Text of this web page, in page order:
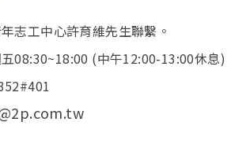
志工中心許育維先生聯繫。
08:30~18:00 (中午12:00-13:00休息)